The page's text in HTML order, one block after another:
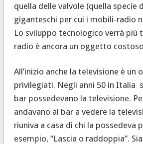
quella delle valvole (quella specie
giganteschi per cui i mobili-radio
Lo sviluppo tecnologico verrà più
radio è ancora un oggetto
All’inizio anche la televisione è un
privilegiati. Negli anni 50 in Italia
bar possedevano la televisione.
andavano al bar a vedere la
riuniva a casa di chi la possedeva
esempio, “Lascia o raddoppia”.